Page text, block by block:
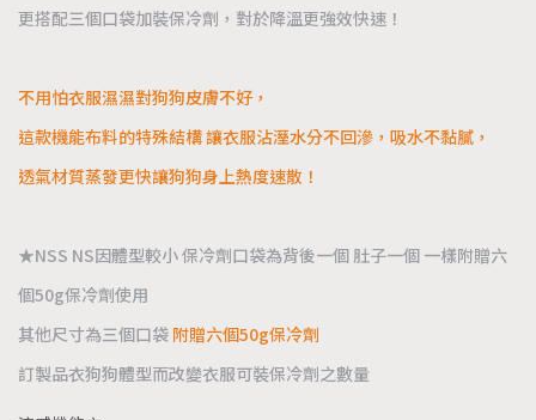
更搭配三個口袋加裝保冷劑，對於降溫更強效快速！
不用怕衣服濕濕對狗狗皮膚不好，
這款機能布料的特殊結構 讓衣服沾溼水分不回滲，吸水不黏膩，
透氣材質蒸發更快讓狗狗身上熱度速散！
★NSS NS因體型較小 保冷劑口袋為背後一個 肚子一個 一樣附贈六
個50g保冷劑使用
其他尺寸為三個口袋 附贈六個50g保冷劑
訂製品衣狗狗體型而改變衣服可裝保冷劑之數量